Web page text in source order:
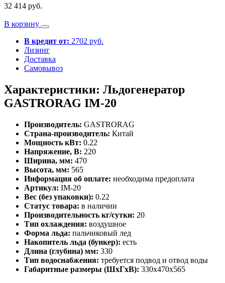
32 414 руб.
В корзину
В кредит от: 2702 руб.
Лизинг
Доставка
Самовывоз
Характеристики: Льдогенератор
GASTRORAG IM-20
Производитель: GASTRORAG
Страна-производитель: Китай
Мощность кВт: 0.22
Напряжение, В: 220
Ширина, мм: 470
Высота, мм: 565
Информация об оплате: необходима предоплата
Артикул: IM-20
Вес (без упаковки): 0.22
Статус товара: в наличии
Производительность кг/сутки: 20
Тип охлаждения: воздушное
Форма льда: пальчиковый лед
Накопитель льда (бункер): есть
Длина (глубина) мм: 330
Тип водоснабжения: требуется подвод и отвод воды
Габаритные размеры (ШхГхВ): 330х470х565